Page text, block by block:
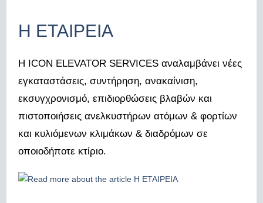
Η ΕΤΑΙΡΕΙΑ
Η ICON ELEVATOR SERVICES αναλαμβάνει νέες
εγκαταστάσεις, συντήρηση, ανακαίνιση,
εκσυγχρονισμό, επιδιορθώσεις βλαβών και
πιστοποιήσεις ανελκυστήρων ατόμων & φορτίων
και κυλιόμενων κλιμάκων & διαδρόμων σε
οποιοδήποτε κτίριο.